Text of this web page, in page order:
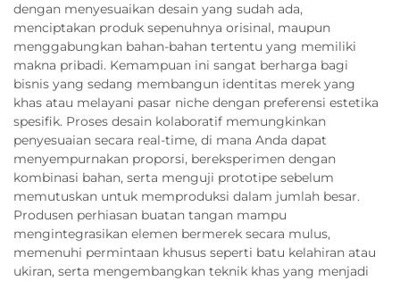
dengan menyesuaikan desain yang sudah ada,
menciptakan produk sepenuhnya orisinal, maupun
menggabungkan bahan-bahan tertentu yang memiliki
makna pribadi. Kemampuan ini sangat berharga bagi
bisnis yang sedang membangun identitas merek yang
khas atau melayani pasar niche dengan preferensi estetika
spesifik. Proses desain kolaboratif memungkinkan
penyesuaian secara real-time, di mana Anda dapat
menyempurnakan proporsi, bereksperimen dengan
kombinasi bahan, serta menguji prototipe sebelum
memutuskan untuk memproduksi dalam jumlah besar.
Produsen perhiasan buatan tangan mampu
mengintegrasikan elemen bermerek secara mulus,
memenuhi permintaan khusus seperti batu kelahiran atau
ukiran, serta mengembangkan teknik khas yang menjadi